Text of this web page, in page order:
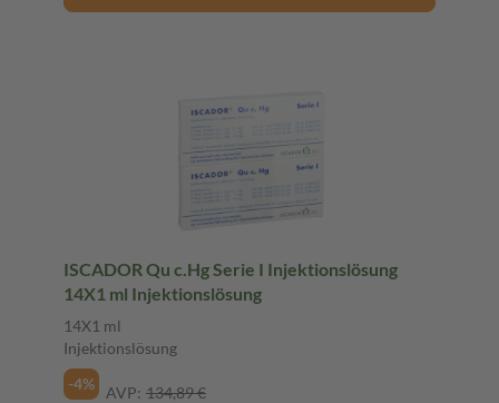
ISCADOR Qu c.Hg Serie I Injektionslösung
14X1 ml Injektionslösung
14X1 ml
Injektionslösung
-4%
AVP: 134,89 €